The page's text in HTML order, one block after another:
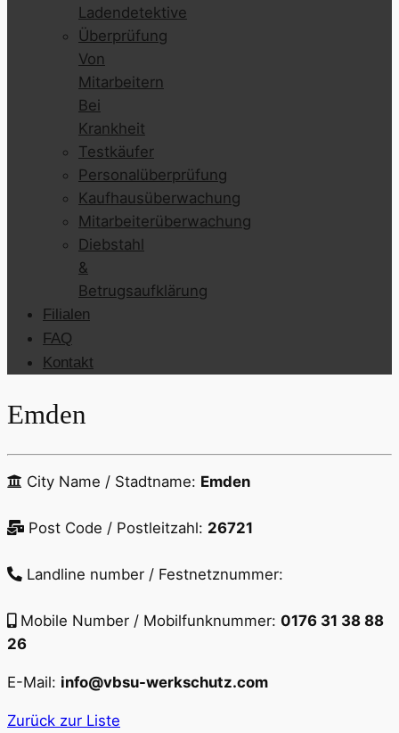
Ladendetektive
Überprüfung
Von
Mitarbeitern
Bei
Krankheit
Testkäufer
Personalüberprüfung
Kaufhausüberwachung
Mitarbeiterüberwachung
Diebstahl
&
Betrugsaufklärung
Filialen
FAQ
Kontakt
Emden
City Name / Stadtname: Emden
Post Code / Postleitzahl: 26721
Landline number / Festnetznummer:
Mobile Number / Mobilfunknummer: 0176 31 38 88
26
E-Mail: info@vbsu-werkschutz.com
Zurück zur Liste